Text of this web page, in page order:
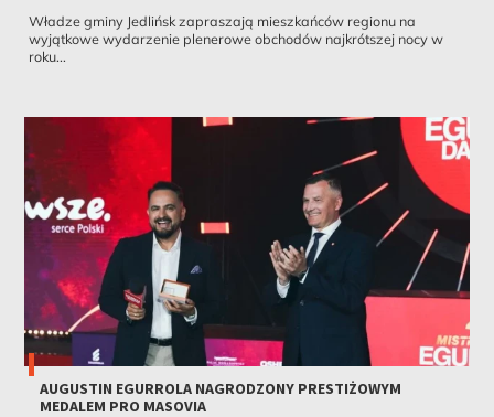
Władze gminy Jedlińsk zapraszają mieszkańców regionu na
wyjątkowe wydarzenie plenerowe obchodów najkrótszej nocy w
roku...
AUGUSTIN EGURROLA NAGRODZONY PRESTIŻOWYM
MEDALEM PRO MASOVIA